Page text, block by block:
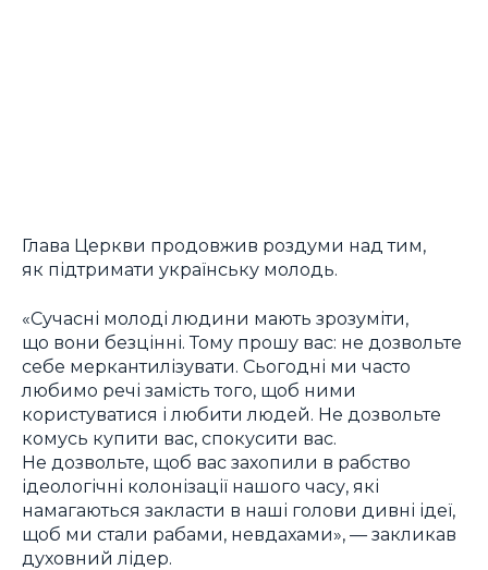
Глава Церкви продовжив роздуми над тим,
як підтримати українську молодь.
«Сучасні молоді людини мають зрозуміти,
що вони безцінні. Тому прошу вас: не дозвольте
себе меркантилізувати. Сьогодні ми часто
любимо речі замість того, щоб ними
користуватися і любити людей. Не дозвольте
комусь купити вас, спокусити вас.
Не дозвольте, щоб вас захопили в рабство
ідеологічні колонізації нашого часу, які
намагаються закласти в наші голови дивні ідеї,
щоб ми стали рабами, невдахами», — закликав
духовний лідер.